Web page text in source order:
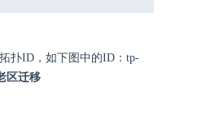
扑ID，如下图中的ID：tp-
区迁移